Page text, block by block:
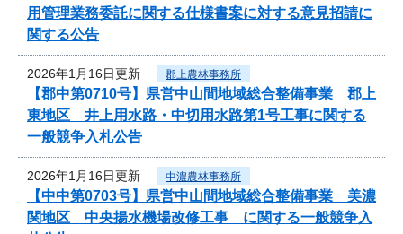
用管理業務委託に関する仕様書案に対する意見招請に
関する公告
2026年1月16日更新 郡上農林事務所
【郡中第0710号】県営中山間地域総合整備事業 郡上
東地区 井上用水路・中切用水路第1号工事に関する
一般競争入札公告
2026年1月16日更新 中濃農林事務所
【中中第0703号】県営中山間地域総合整備事業 美濃
関地区 中央揚水機場改修工事 に関する一般競争入